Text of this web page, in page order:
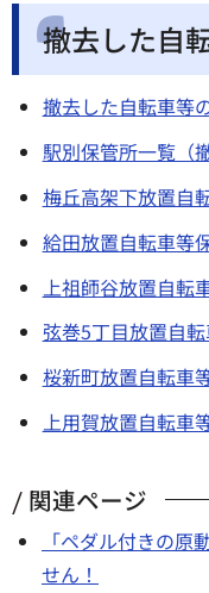
撤去した自
撤去した自転車等
駅別保管所一覧（
梅丘高架下放置自
給田放置自転車等
上祖師谷放置自転
弦巻5丁目放置自転
桜新町放置自転車
上用賀放置自転車
関連ページ
「ペダル付きの原
せん！